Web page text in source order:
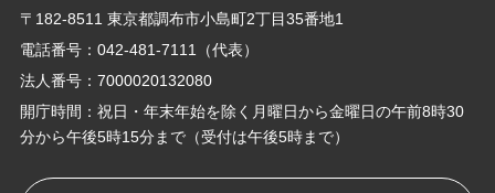
〒182-8511 東京都調布市小島町2丁目35番地1
電話番号：042-481-7111（代表）
法人番号：7000020132080
開庁時間：祝日・年末年始を除く月曜日から金曜日の午前8時30
分から午後5時15分まで（受付は午後5時まで）